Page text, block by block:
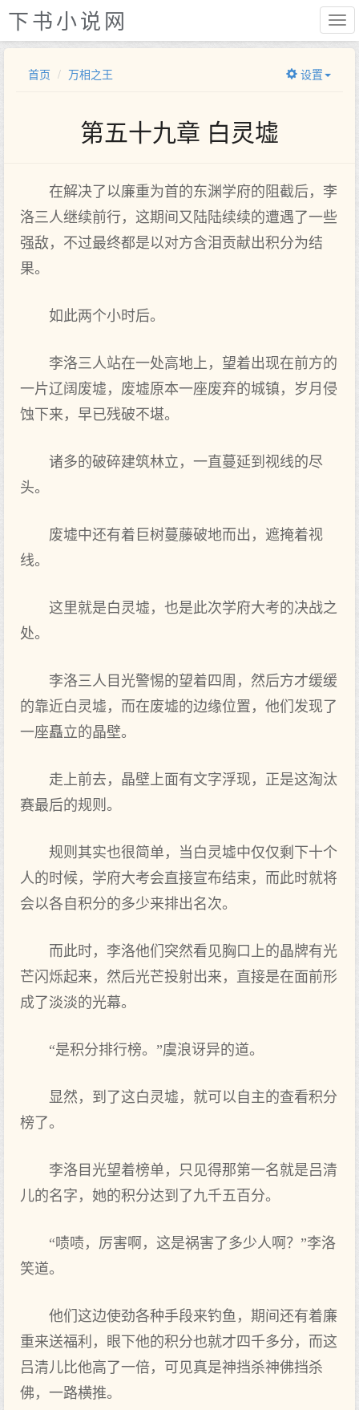
下书小说网
首页 万相之王 设置
第五十九章 白灵墟
在解决了以廉重为首的东渊学府的阻截后，李
洛三人继续前行，这期间又陆陆续续的遭遇了一些
强敌，不过最终都是以对方含泪贡献出积分为结
果。
如此两个小时后。
李洛三人站在一处高地上，望着出现在前方的
一片辽阔废墟，废墟原本一座废弃的城镇，岁月侵
蚀下来，早已残破不堪。
诸多的破碎建筑林立，一直蔓延到视线的尽
头。
废墟中还有着巨树蔓藤破地而出，遮掩着视
线。
这里就是白灵墟，也是此次学府大考的决战之
处。
李洛三人目光警惕的望着四周，然后方才缓缓
的靠近白灵墟，而在废墟的边缘位置，他们发现了
一座矗立的晶壁。
走上前去，晶壁上面有文字浮现，正是这淘汰
赛最后的规则。
规则其实也很简单，当白灵墟中仅仅剩下十个
人的时候，学府大考会直接宣布结束，而此时就将
会以各自积分的多少来排出名次。
而此时，李洛他们突然看见胸口上的晶牌有光
芒闪烁起来，然后光芒投射出来，直接是在面前形
成了淡淡的光幕。
“是积分排行榜。”虞浪讶异的道。
显然，到了这白灵墟，就可以自主的查看积分
榜了。
李洛目光望着榜单，只见得那第一名就是吕清
儿的名字，她的积分达到了九千五百分。
“啧啧，厉害啊，这是祸害了多少人啊？”李洛
笑道。
他们这边使劲各种手段来钓鱼，期间还有着廉
重来送福利，眼下他的积分也就才四千多分，而这
吕清儿比他高了一倍，可见真是神挡杀神佛挡杀
佛，一路横推。